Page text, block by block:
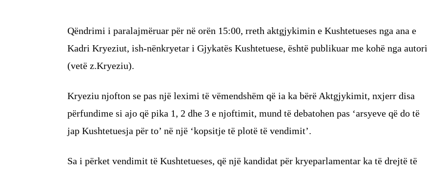
Qëndrimi i paralajmëruar për në orën 15:00, rreth aktgjykimin e Kushtetueses nga ana e
Kadri Kryeziut, ish-nënkryetar i Gjykatës Kushtetuese, është publikuar me kohë nga autori
(vetë z.Kryeziu).
Kryeziu njofton se pas një leximi të vëmendshëm që ia ka bërë Aktgjykimit, nxjerr disa
përfundime si ajo që pika 1, 2 dhe 3 e njoftimit, mund të debatohen pas ‘arsyeve që do të
jap Kushtetuesja për to’ në një ‘kopsitje të plotë të vendimit’.
Sa i përket vendimit të Kushtetueses, që një kandidat për kryeparlamentar ka të drejtë të